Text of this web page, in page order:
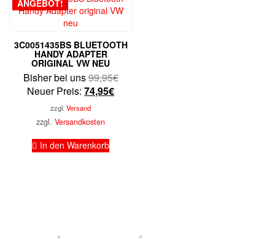
ANGEBOT!
3C0051435BS BLUETOOTH
HANDY ADAPTER
ORIGINAL VW NEU
Bisher bei uns99,95€Ursprünglicher
Neuer Preis: 74,95€Aktueller
zzgl.Versand
zzgl.Versandkosten
In den Warenkorb